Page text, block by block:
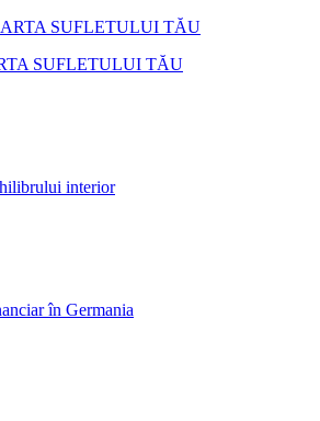
SUFLETULUI TĂU
interior
în Germania